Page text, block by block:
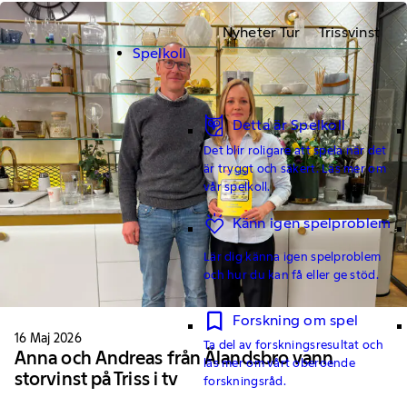
Spelkoll
Detta är Spelkoll
Det blir roligare att spela när det
är tryggt och säkert. Läs mer om
vår spelkoll.
Känn igen spelproblem
Lär dig känna igen spelproblem
och hur du kan få eller ge stöd.
Forskning om spel
Ta del av forskningsresultat och
läs mer om vårt oberoende
forskningsråd.
Nyheter Tur Trissvinst
16 Maj 2026
Anna och Andreas från Älandsbro vann
storvinst på Triss i tv